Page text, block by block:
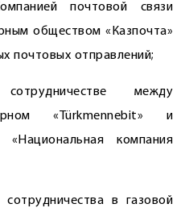
почтовой связи
обществом «Казпочта»
почтовых отправлений;
между
«Türkmennebit» и
компания
в газовой